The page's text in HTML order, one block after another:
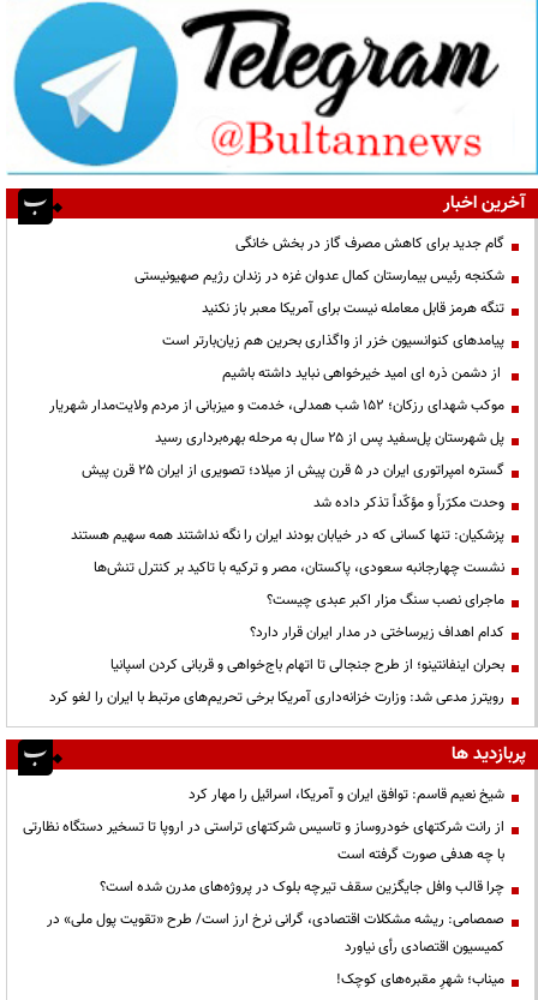
آخرین اخبار
گام جدید برای کاهش مصرف گاز در بخش خانگی
شکنجه رئیس بیمارستان کمال عدوان غزه در زندان رژیم صهیونیستی
تنگه هرمز قابل معامله نیست برای آمریکا معبر باز نکنید
پیامدهای کنوانسیون خزر از واگذاری بحرین هم زیان‌بارتر است
از دشمن ذره ای امید خیرخواهی نباید داشته باشیم
موکب شهدای رزکان؛ ۱۵۲ شب همدلی، خدمت و میزبانی از مردم ولایت‌مدار شهریار
پل شهرستان پل‌سفید پس از ۲۵ سال به مرحله بهره‌برداری رسید
گستره امپراتوری ایران در ۵ قرن پیش از میلاد؛ تصویری از ایران ۲۵ قرن پیش
وحدت مکرّراً و مؤکّداً تذکر داده شد
پزشکیان: تنها کسانی که در خیابان بودند ایران را نگه نداشتند همه سهیم هستند
نشست چهارجانبه سعودی، پاکستان، مصر و ترکیه با تاکید بر کنترل تنش‌ها
ماجرای نصب سنگ مزار اکبر عبدی چیست؟
کدام اهداف زیرساختی در مدار ایران قرار دارد؟
بحران اینفانتینو؛ از طرح جنجالی تا اتهام باج‌خواهی و قربانی کردن اسپانیا
رویترز مدعی شد: وزارت خزانه‌داری آمریکا برخی تحریم‌های مرتبط با ایران را لغو کرد
پربازدید ها
شیخ نعیم قاسم: توافق ایران و آمریکا، اسرائیل را مهار کرد
از رانت‌ شرکتهای خودروساز و تاسیس شرکتهای تراستی در اروپا تا تسخیر دستگاه نظارتی
با چه هدفی صورت گرفته است
چرا قالب وافل جایگزین سقف تیرچه بلوک در پروژه‌های مدرن شده است؟
صمصامی: ریشه مشکلات اقتصادی، گرانی نرخ ارز است/ طرح «تقویت پول ملی» در
کمیسیون اقتصادی رأی نیاورد
میناب؛ شهرِ مقبره‌های کوچک!